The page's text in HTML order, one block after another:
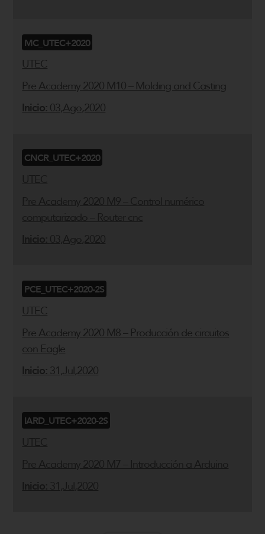
MC_UTEC+2020
UTEC
Pre Academy 2020 M10 – Molding and Casting
Inicio: 03,Ago,2020
CNCR_UTEC+2020
UTEC
Pre Academy 2020 M9 – Control numérico
computarizado – Router cnc
Inicio: 03,Ago,2020
PCE_UTEC+2020-2S
UTEC
Pre Academy 2020 M8 – Producción de circuitos
con Eagle
Inicio: 31,Jul,2020
IARD_UTEC+2020-2S
UTEC
Pre Academy 2020 M7 – Introducción a Arduino
Inicio: 31,Jul,2020